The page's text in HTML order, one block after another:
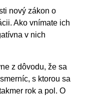
nový zákon o
Ako vnímate ich
v nich
z dôvodu, že sa
s ktorou sa
rok a pol. O